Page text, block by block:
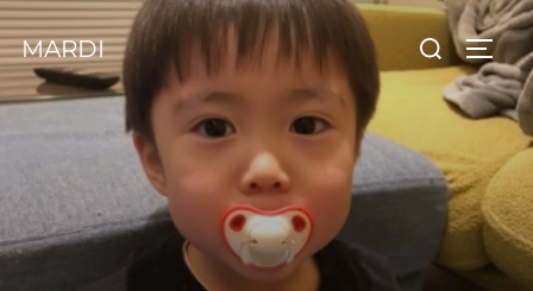
コ
ン
テ
キ
MARDI
検
索
サイド